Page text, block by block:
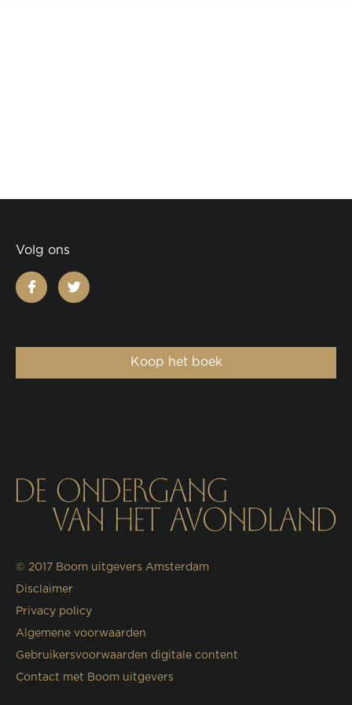
Volg ons
facebooktwitter
Koop het boek
© 2017 Boom uitgevers Amsterdam
Disclaimer
Privacy policy
Algemene voorwaarden
Gebruikersvoorwaarden digitale content
Contact met Boom uitgevers